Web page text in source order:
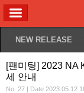
NEW RELEASE
[팬미팅] 2023 NA
세 안내
No. 27 | Date 2023.05.12